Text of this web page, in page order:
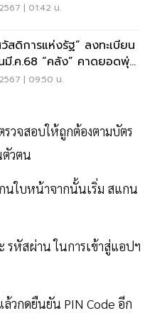
| 01:42 น.
สดิการแห่งรัฐ” ลงทะเบียน
มี.ค.68 “คลัง” คาดยอดพุ่ง
คน | 09:50 น.
วจสอบให้ถูกต้องตามบัตร
วตน
นใบหน้าจากนั้นเริ่ม สแกน
หัสผ่าน ในการเข้าสู่แอปฯ
วกดยืนยัน PIN Code อีก